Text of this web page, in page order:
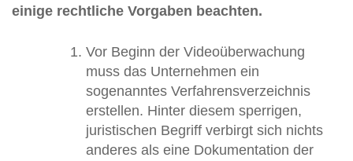
einige rechtliche Vorgaben beachten.
Vor Beginn der Videoüberwachung
muss das Unternehmen ein
sogenanntes Verfahrensverzeichnis
erstellen. Hinter diesem sperrigen,
juristischen Begriff verbirgt sich nichts
anderes als eine Dokumentation der